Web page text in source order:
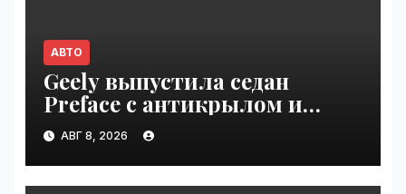
АВТО
Geely выпустила седан
Preface с антикрылом и
красными суппортами |
VseTime.ru
АВГ 8, 2026